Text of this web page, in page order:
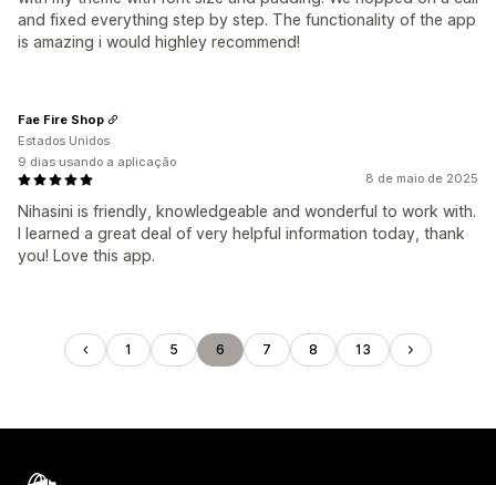
and fixed everything step by step. The functionality of the app
is amazing i would highley recommend!
8 de maio de 2025
Nihasini is friendly, knowledgeable and wonderful to work with.
I learned a great deal of very helpful information today, thank
you! Love this app.
Fae Fire Shop
Estados Unidos
9 dias usando a aplicação
1 5 6 7 8 13